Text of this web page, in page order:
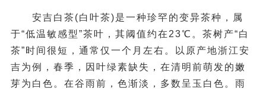
安吉白茶(白叶茶)是一种珍罕的变异茶种，属
于“低温敏感型”茶叶，其阈值约在23℃。茶树产“白
茶”时间很短，通常仅一个月左右。以原产地浙江安
吉为例，春季，因叶绿素缺失，在清明前萌发的嫩
芽为白色。在谷雨前，色渐淡，多数呈玉白色。雨